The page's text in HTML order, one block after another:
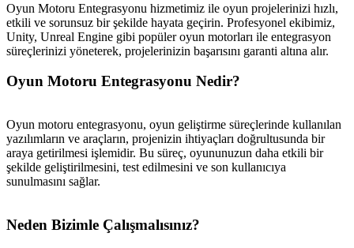
Oyun Motoru Entegrasyonu hizmetimiz ile oyun projelerinizi hızlı,
etkili ve sorunsuz bir şekilde hayata geçirin. Profesyonel ekibimiz,
Unity, Unreal Engine gibi popüler oyun motorları ile entegrasyon
süreçlerinizi yöneterek, projelerinizin başarısını garanti altına alır.
Oyun Motoru Entegrasyonu Nedir?
Oyun motoru entegrasyonu, oyun geliştirme süreçlerinde kullanılan
yazılımların ve araçların, projenizin ihtiyaçları doğrultusunda bir
araya getirilmesi işlemidir. Bu süreç, oyununuzun daha etkili bir
şekilde geliştirilmesini, test edilmesini ve son kullanıcıya
sunulmasını sağlar.
Neden Bizimle Çalışmalısınız?